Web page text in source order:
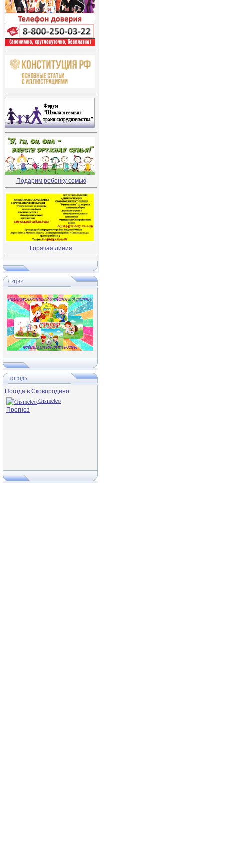
Подарим ребенку семью
Горячая линия
СРЦВР
ПОГОДА
Погода в Сковородино
Gismeteo
Прогноз